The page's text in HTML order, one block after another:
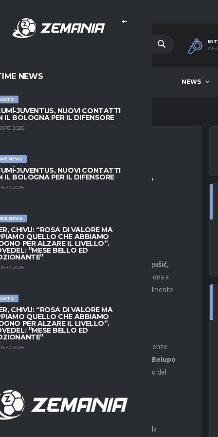
NEWS
NEWS
JUVENTUS, NUOVI CONTATTI
IL BOLOGNA PER IL DIFENSORE
2026
NEWS
JUVENTUS, NUOVI CONTATTI
IL BOLOGNA PER IL DIFENSORE
2026
NEWS
CHIVU: “ROSA DI VALORE MA
QUELLO CHE ABBIAMO
PER ALZARE IL LIVELLO”.
“MESE BELLO ED
2026
CHIVU: “ROSA DI VALORE MA
QUELLO CHE ABBIAMO
PER ALZARE IL LIVELLO”.
“MESE BELLO ED
2026
ASSALTO AL
BELUPO
Adriano Jagušić
di gennaio e ha messo nel mirino Adriano Jagušić,
. I dirigenti grigiorossi assisteranno di persona a
il profilo sia considerato interessante e potenzialmente
HNL
stagione straordinario. Cinque gol in quindici presenze
con continuità. Il suo contratto con lo
Slaven Belupo
a partire da 5 milioni di euro. Le fonti locali parlano del
società croata.
alto livello
e la